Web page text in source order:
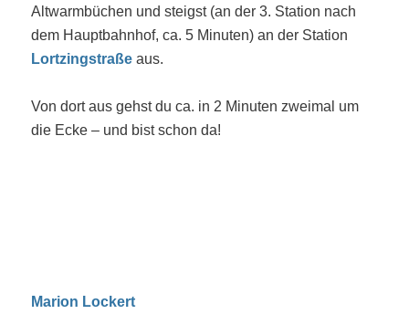
Altwarmbüchen und steigst (an der 3. Station nach
dem Hauptbahnhof, ca. 5 Minuten) an der Station
Lortzingstraße aus.
Von dort aus gehst du ca. in 2 Minuten zweimal um
die Ecke – und bist schon da!
Marion Lockert